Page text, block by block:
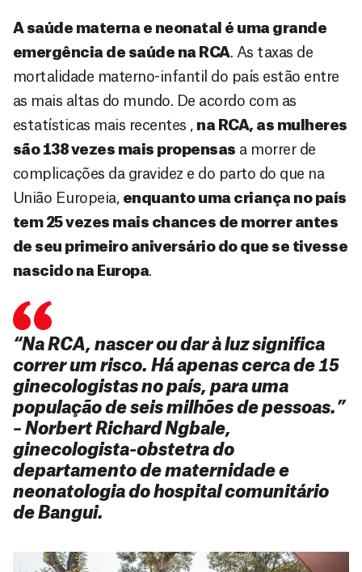
A saúde materna e neonatal é uma grande
emergência de saúde na RCA. As taxas de
mortalidade materno-infantil do país estão entre
as mais altas do mundo. De acordo com as
estatísticas mais recentes , na RCA, as mulheres
são 138 vezes mais propensas a morrer de
complicações da gravidez e do parto do que na
União Europeia, enquanto uma criança no país
tem 25 vezes mais chances de morrer antes
de seu primeiro aniversário do que se tivesse
nascido na Europa.
“Na RCA, nascer ou dar à luz significa
correr um risco. Há apenas cerca de 15
ginecologistas no país, para uma
população de seis milhões de pessoas.”
– Norbert Richard Ngbale,
ginecologista-obstetra do
departamento de maternidade e
neonatologia do hospital comunitário
de Bangui.